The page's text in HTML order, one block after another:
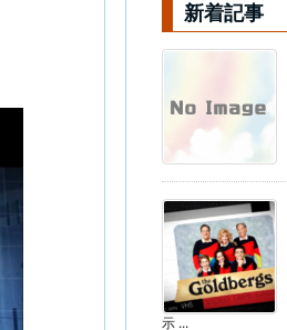
新着記事
示 ...